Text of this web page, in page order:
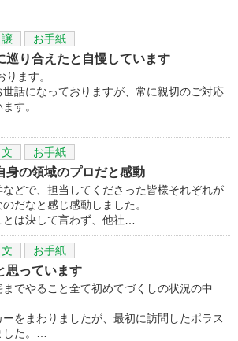
お手紙
巡り合えたと自慢しています
ます。
話になっておりますが、常に親切のご対応
す。
お手紙
身の領域のプロだと感動
どで、担当してくださった皆様それぞれが
だなと感じ感動しました。
は決して言わず、他社…
お手紙
思っています
でやること全て初めてづくしの状況の中
をまわりましたが、最初に訪問したポラス
た。…